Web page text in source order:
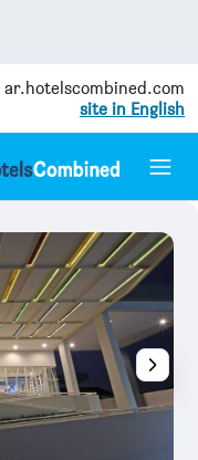
ar.hotelscombined.com
site in English